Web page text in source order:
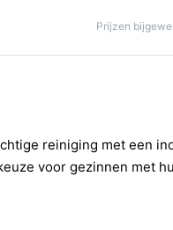
Prijzen
reiniging met een
voor gezinnen met